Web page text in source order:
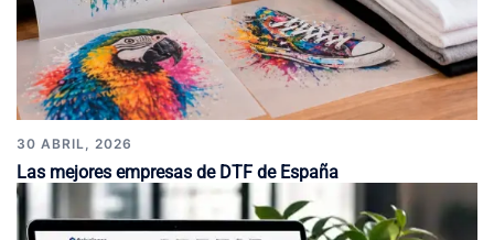
30 ABRIL, 2026
Las mejores empresas de DTF de España